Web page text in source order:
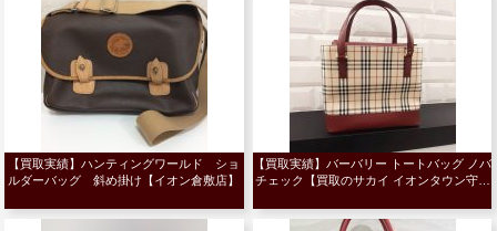
【買取実績】ハンティングワールド ショ
ルダーバッグ 斜め掛け【イオン倉敷店】
【買取実績】バーバリー トートバッグ ノバ
チェック【買取のサカイ イオンタウン守…